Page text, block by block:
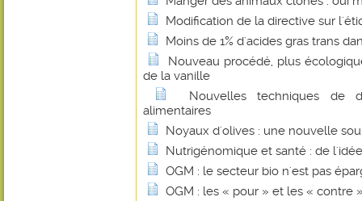
Modification de la directive sur
Moins de 1% d'acides gras trans
Nouveau procédé, plus
de la vanille
Nouvelles techniques de
alimentaires
Noyaux d'olives : une nouvelle
Nutrigénomique et santé : de
OGM : le secteur bio n'est pas
OGM : les « pour » et les « contre